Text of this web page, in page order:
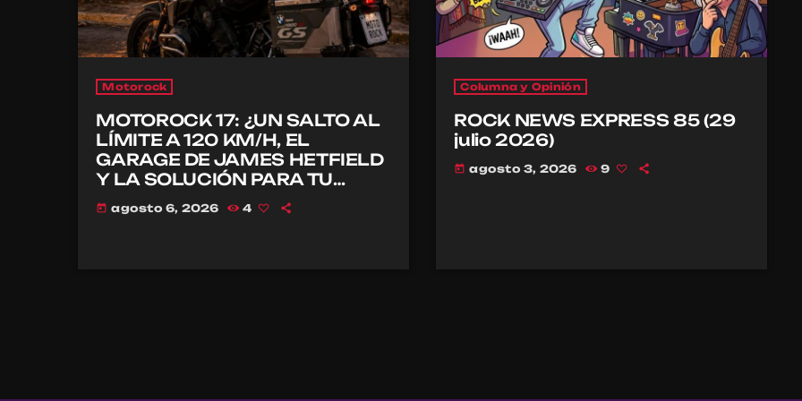
Motorock
MOTOROCK 17: ¿UN SALTO AL
LÍMITE A 120 KM/H, EL
GARAGE DE JAMES HETFIELD
Y LA SOLUCIÓN PARA TU
CASCO?
today agosto 6, 2026 4
Columna y Opinión
ROCK NEWS EXPRESS 85 (29
julio 2026)
today agosto 3, 2026 9